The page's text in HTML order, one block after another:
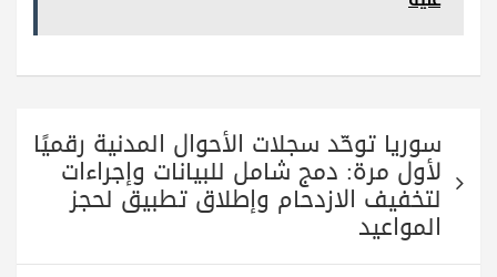
المقالات
سوريا توحّد سجلات الأحوال المدنية رقميًا
لأول مرة: دمج شامل للبيانات وإجراءات
لتخفيف الازدحام وإطلاق تطبيق لحجز
المواعيد